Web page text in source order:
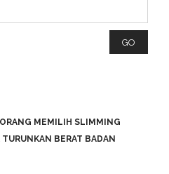
MEMILIH SLIMMING
BERAT BADAN